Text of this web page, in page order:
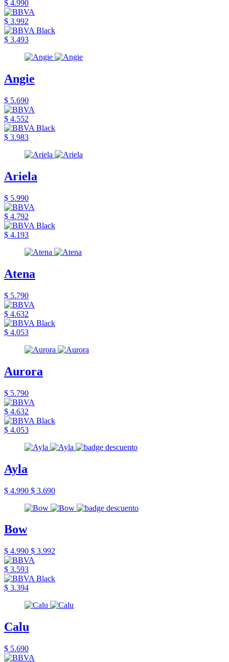
$ 4.990
$ 3.992
$ 3.493
Angie
$ 5.690
$ 4.552
$ 3.983
Ariela
$ 5.990
$ 4.792
$ 4.193
Atena
$ 5.790
$ 4.632
$ 4.053
Aurora
$ 5.790
$ 4.632
$ 4.053
Ayla
$ 4.990 $ 3.690
Bow
$ 4.990 $ 3.992
$ 3.593
$ 3.394
Calu
$ 5.690